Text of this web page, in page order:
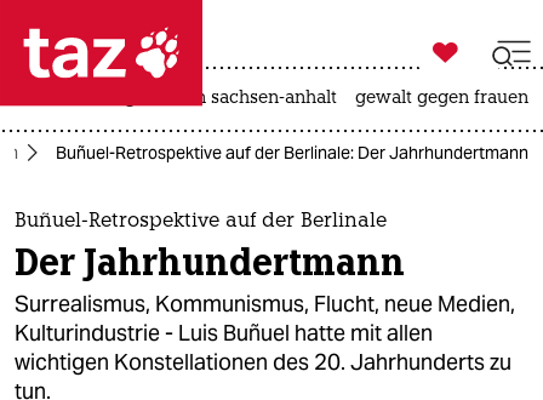
 taz zahl ich
taz zahl ich
themen
politik
öko
gesellschaft

taz zahl ich
landtagswahl in sachsen-anhalt gewalt gegen frauen
Buñuel-Retrospektive auf der Berlinale: Der Jahrhundertmann
Buñuel-Retrospektive auf der Berlinale
Der Jahrhundertmann
Surrealismus, Kommunismus, Flucht, neue Medien,
Kulturindustrie - Luis Buñuel hatte mit allen
wichtigen Konstellationen des 20. Jahrhunderts zu
tun.